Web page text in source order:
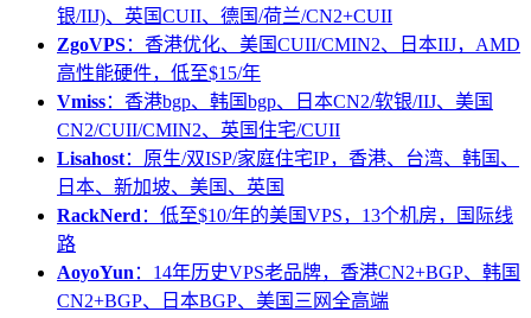
银/IIJ)、英国CUII、德国/荷兰/CN2+CUII
ZgoVPS：香港优化、美国CUII/CMIN2、日本IIJ，AMD
高性能硬件，低至$15/年
Vmiss：香港bgp、韩国bgp、日本CN2/软银/IIJ、美国
CN2/CUII/CMIN2、英国住宅/CUII
Lisahost：原生/双ISP/家庭住宅IP，香港、台湾、韩国、
日本、新加坡、美国、英国
RackNerd ：低至$10/年的美国VPS，13个机房，国际线
路
AoyoYun ：14年历史VPS老品牌，香港CN2+BGP、韩国
CN2+BGP、日本BGP、美国三网全高端